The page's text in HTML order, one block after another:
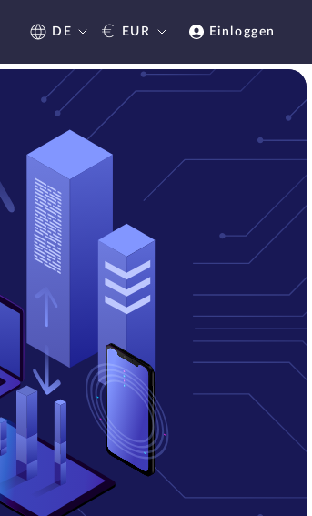
DE € EUR Einloggen